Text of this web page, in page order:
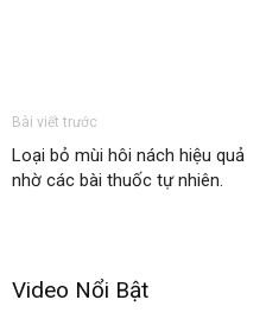
Bài viết trước
Loại bỏ mùi hôi nách hiệu quả
nhờ các bài thuốc tự nhiên.
Video Nổi Bật